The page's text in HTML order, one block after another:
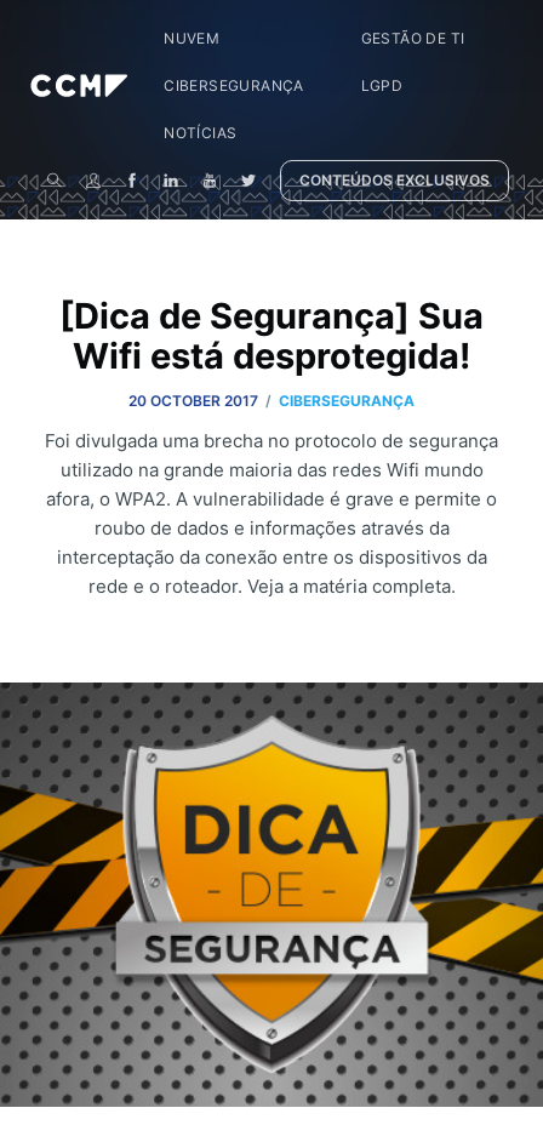
NUVEM GESTÃO DE TI
CIBERSEGURANÇA LGPD
NOTÍCIAS
CONTEÚDOS EXCLUSIVOS
[Dica de Segurança] Sua
Wifi está desprotegida!
20 OCTOBER 2017 / CIBERSEGURANÇA
Foi divulgada uma brecha no protocolo de segurança
utilizado na grande maioria das redes Wifi mundo
afora, o WPA2. A vulnerabilidade é grave e permite o
roubo de dados e informações através da
interceptação da conexão entre os dispositivos da
rede e o roteador. Veja a matéria completa.